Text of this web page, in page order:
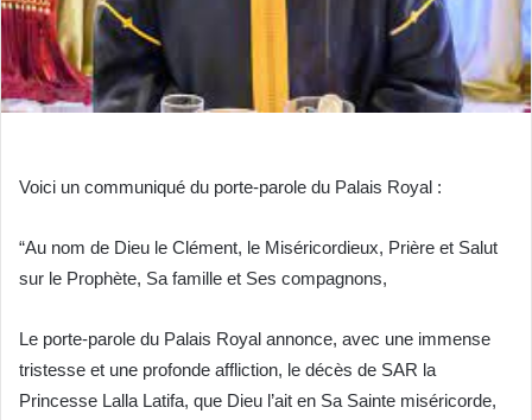
Voici un communiqué du porte-parole du Palais Royal :
“Au nom de Dieu le Clément, le Miséricordieux, Prière et Salut
sur le Prophète, Sa famille et Ses compagnons,
Le porte-parole du Palais Royal annonce, avec une immense
tristesse et une profonde affliction, le décès de SAR la
Princesse Lalla Latifa, que Dieu l’ait en Sa Sainte miséricorde,